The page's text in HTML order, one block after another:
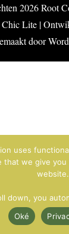
2026Root
Chic Lite |
door
uses
that we give
website.
down, you
Oké